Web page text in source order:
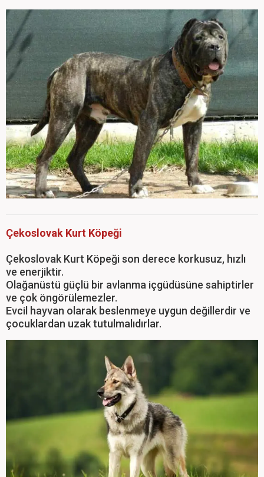
Çekoslovak Kurt Köpeği
Çekoslovak Kurt Köpeği son derece korkusuz, hızlı
ve enerjiktir.
Olağanüstü güçlü bir avlanma içgüdüsüne sahiptirler
ve çok öngörülemezler.
Evcil hayvan olarak beslenmeye uygun değillerdir ve
çocuklardan uzak tutulmalıdırlar.